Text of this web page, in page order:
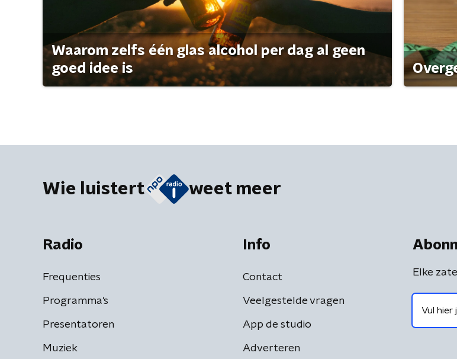
Waarom zelfs één glas alcohol per dag al geen
goed idee is
Wie luistert weet meer
Radio
Frequenties
Programma's
Presentatoren
Muziek
Info
Contact
Veelgestelde vragen
App de studio
Adverteren
Elke